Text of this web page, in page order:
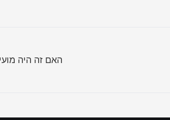
האם זה היה